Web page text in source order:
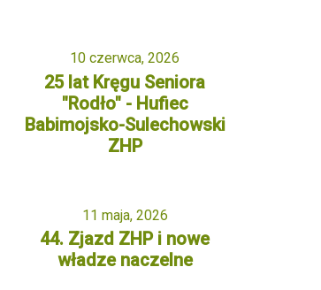
10 czerwca, 2026
25 lat Kręgu Seniora
"Rodło" - Hufiec
Babimojsko-Sulechowski
ZHP
11 maja, 2026
44. Zjazd ZHP i nowe
władze naczelne